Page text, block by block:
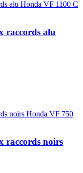
raccords alu
raccords noirs